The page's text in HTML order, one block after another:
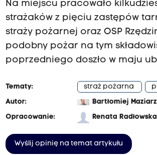
Na miejscu pracowało
strażaków z pięciu zastępów
straży pożarnej oraz OSP
podobny pożar na tym
poprzedniego doszło w maju
Tematy: straż pożarna
Autor:
Bartłomiej Maziarz
Opracowanie:
Renata Radłowska
Wyślij opinię na temat artykułu